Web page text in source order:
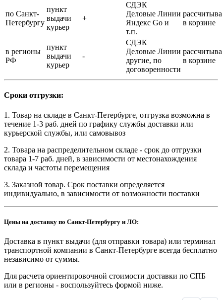
по Санкт-
Петербургу
пункт
выдачи
курьер
+
СДЭК
Деловые Линии
Яндекс Go и
т.п.
в корзине
в регионы
РФ
пункт
выдачи
курьер
-
СДЭК
Деловые Линии
другие, по
договоренности
в корзине
Сроки отгрузки:
1. Товар на складе в Санкт-Петербурге, отгрузка возможна в
течение 1-3 раб. дней по графику службы доставки или
курьерской службы, или самовывоз
2. Товара на распределительном складе - срок до отгрузки
товара 1-7 раб. дней, в зависимости от местонахождения
склада и частоты перемещения
3. Заказной товар. Срок поставки определяется
индивидуально, в зависимости от возможности поставки
Цены на доставку по Санкт-Петербургу и ЛО:
Доставка в пункт выдачи (для отправки товара) или терминал
транспортной компании в Санкт-Петербурге всегда бесплатно
независимо от суммы.
Для расчета ориентировочной стоимости доставки по СПБ
или в регионы - воспользуйтесь формой ниже.